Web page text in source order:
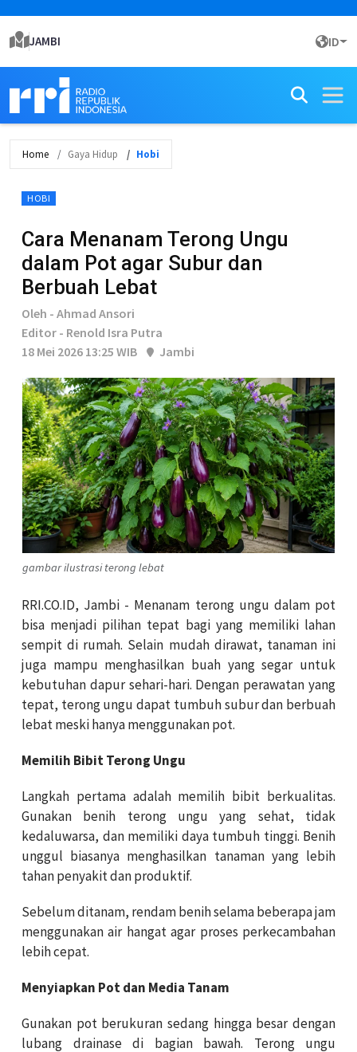
JAMBI ID
Home Gaya Hidup Hobi
HOBI
Cara Menanam Terong Ungu
dalam Pot agar Subur dan
Berbuah Lebat
Oleh - Ahmad Ansori
Editor - Renold Isra Putra
18 Mei 2026 13:25 WIB
Jambi
gambar ilustrasi terong lebat
RRI.CO.ID, Jambi - Menanam terong ungu dalam pot
bisa menjadi pilihan tepat bagi yang memiliki lahan
sempit di rumah. Selain mudah dirawat, tanaman ini
juga mampu menghasilkan buah yang segar untuk
kebutuhan dapur sehari-hari. Dengan perawatan yang
tepat, terong ungu dapat tumbuh subur dan berbuah
lebat meski hanya menggunakan pot.
Memilih Bibit Terong Ungu
Langkah pertama adalah memilih bibit berkualitas.
Gunakan benih terong ungu yang sehat, tidak
kedaluwarsa, dan memiliki daya tumbuh tinggi. Benih
unggul biasanya menghasilkan tanaman yang lebih
tahan penyakit dan produktif.
Sebelum ditanam, rendam benih selama beberapa jam
menggunakan air hangat agar proses perkecambahan
lebih cepat.
Menyiapkan Pot dan Media Tanam
Gunakan pot berukuran sedang hingga besar dengan
lubang drainase di bagian bawah. Terong ungu